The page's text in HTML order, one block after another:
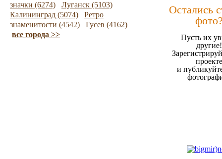
значки (6274)
Луганск (5103)
Калининград (5074)
Ретро
знаменитости (4542)
Гусев (4162)
все города >>
Остались
Пусть их
другие!
проекте
и